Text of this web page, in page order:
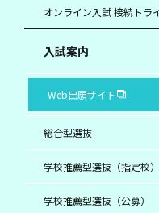
オンライン入試 接続トラ
入試案内
Web出願サイト
総合型選抜
学校推薦型選抜（指定校）
学校推薦型選抜（公募）